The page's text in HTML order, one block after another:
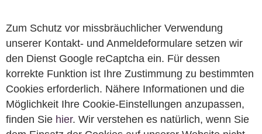
Zum Schutz vor missbräuchlicher Verwendung
unserer Kontakt- und Anmeldeformulare setzen wir
den Dienst Google reCaptcha ein. Für dessen
korrekte Funktion ist Ihre Zustimmung zu bestimmten
Cookies erforderlich. Nähere Informationen und die
Möglichkeit Ihre Cookie-Einstellungen anzupassen,
finden Sie hier. Wir verstehen es natürlich, wenn Sie